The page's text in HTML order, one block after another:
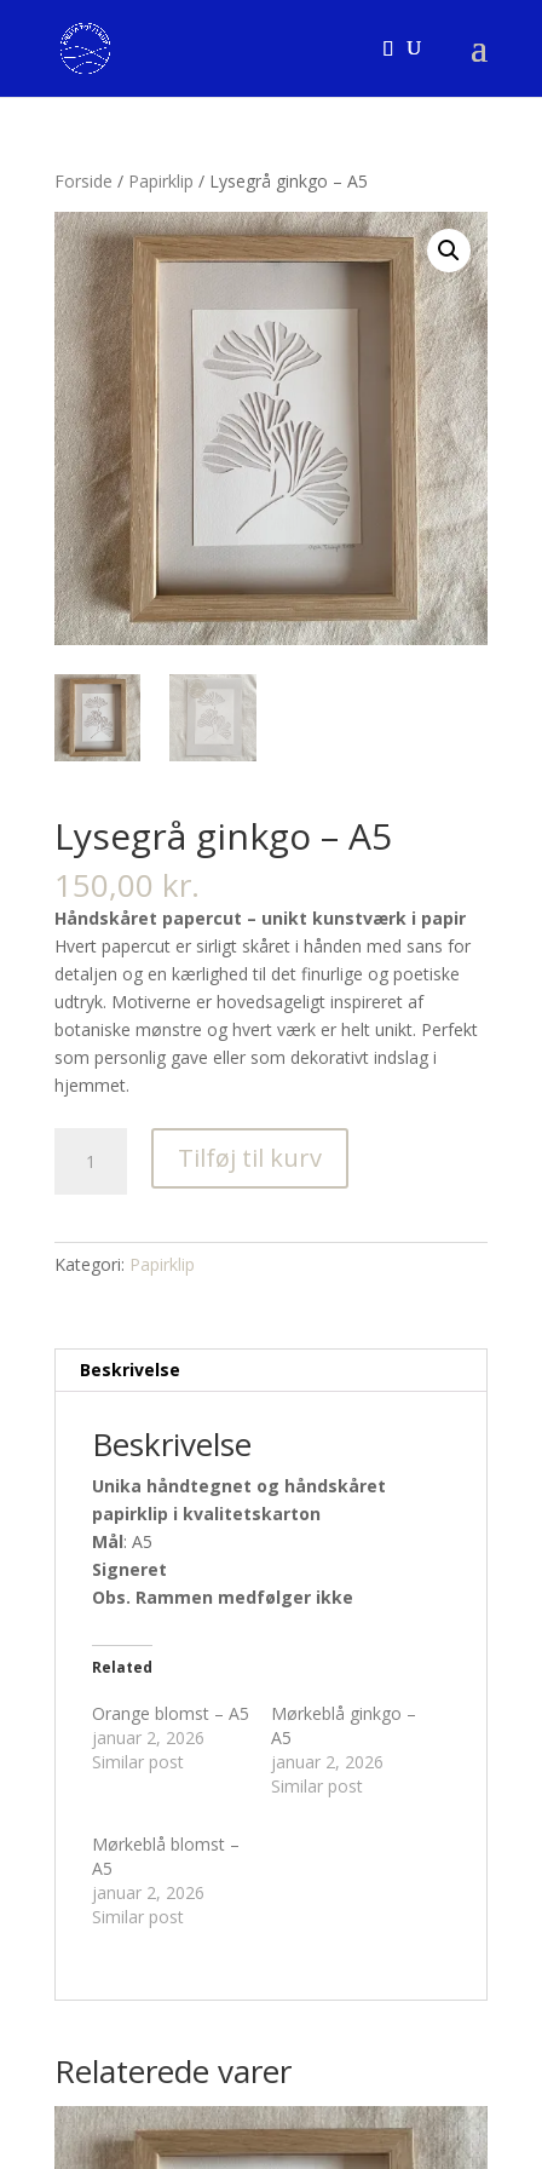
Forside / Papirklip / Lysegrå ginkgo – A5
Lysegrå ginkgo – A5
150,00 kr.
Håndskåret papercut – unikt kunstværk i papir
Hvert papercut er sirligt skåret i hånden med sans for
detaljen og en kærlighed til det finurlige og poetiske
udtryk. Motiverne er hovedsageligt inspireret af
botaniske mønstre og hvert værk er helt unikt. Perfekt
som personlig gave eller som dekorativt indslag i
hjemmet.
ginkgo
Tilføj til kurv
Kategori: Papirklip
Beskrivelse
Beskrivelse
Unika håndtegnet og håndskåret
papirklip i kvalitetskarton
Mål: A5
Signeret
Obs. Rammen medfølger ikke
Related
Orange blomst – A5
januar 2, 2026
Similar post
Mørkeblå ginkgo –
A5
januar 2, 2026
Similar post
Mørkeblå blomst –
A5
januar 2, 2026
Similar post
Relaterede varer